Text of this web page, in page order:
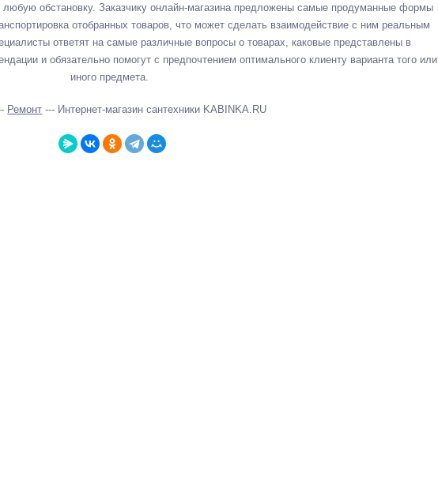
любую обстановку. Заказчику онлайн-магазина предложены самые продуманные формы
отобранных товаров, что может сделать взаимодействие с ним реальным
ответят на самые различные вопросы о товарах, каковые представлены в
и обязательно помогут с предпочтением оптимального клиенту варианта того или
иного предмета.
Ремонт --- Интернет-магазин сантехники KABINKA.RU